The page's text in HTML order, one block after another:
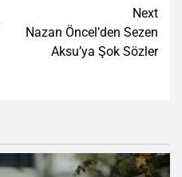
Next
Nazan Öncel’den Sezen
Aksu’ya Şok Sözler